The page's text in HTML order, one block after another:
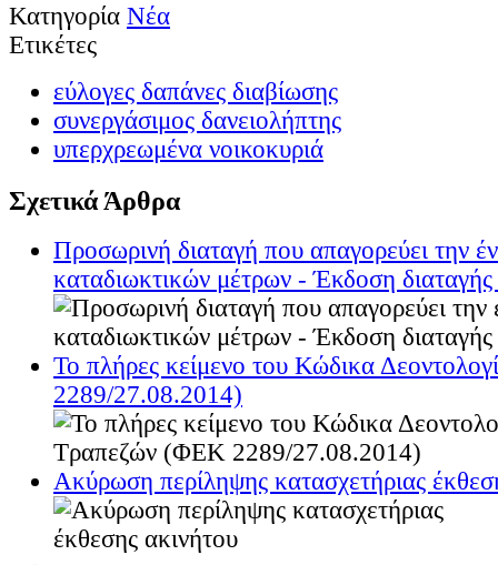
Κατηγορία Νέα
Ετικέτες
εύλογες δαπάνες διαβίωσης
συνεργάσιμος δανειολήπτης
υπερχρεωμένα νοικοκυριά
Σχετικά Άρθρα
Προσωρινή διαταγή που απαγορεύει την
καταδιωκτικών μέτρων - Έκδοση
Το πλήρες κείμενο του Κώδικα
2289/27.08.2014)
Ακύρωση περίληψης κατασχετήριας